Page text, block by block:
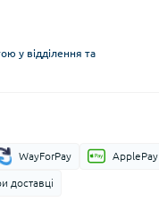
у відділення та
WayForPay ApplePay
доставці